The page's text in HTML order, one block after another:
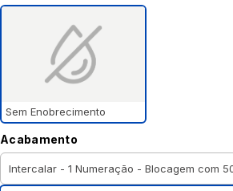
Sem Enobrecimento
Acabamento
Intercalar - 1 Numeração - Blocagem com